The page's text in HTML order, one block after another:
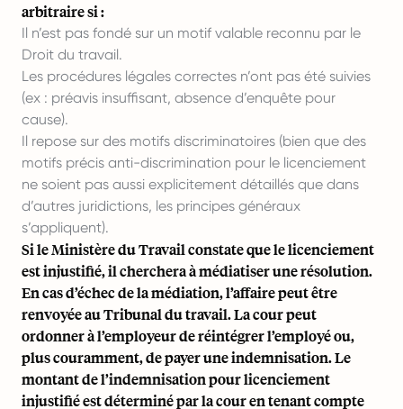
arbitraire si :
Il n’est pas fondé sur un motif valable reconnu par le
Droit du travail.
Les procédures légales correctes n’ont pas été suivies
(ex : préavis insuffisant, absence d’enquête pour
cause).
Il repose sur des motifs discriminatoires (bien que des
motifs précis anti-discrimination pour le licenciement
ne soient pas aussi explicitement détaillés que dans
d’autres juridictions, les principes généraux
s’appliquent).
Si le Ministère du Travail constate que le licenciement
est injustifié, il cherchera à médiatiser une résolution.
En cas d’échec de la médiation, l’affaire peut être
renvoyée au Tribunal du travail. La cour peut
ordonner à l’employeur de réintégrer l’employé ou,
plus couramment, de payer une indemnisation. Le
montant de l’indemnisation pour licenciement
injustifié est déterminé par la cour en tenant compte